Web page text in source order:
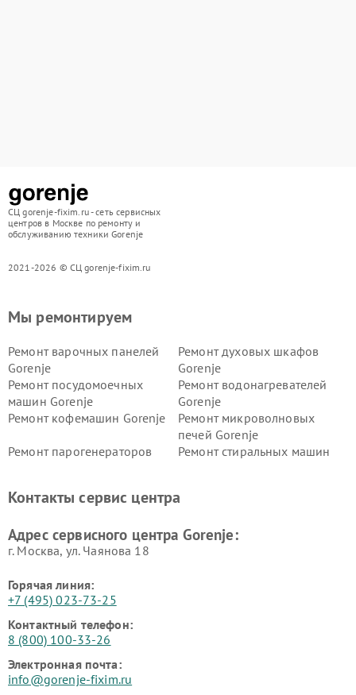
СЦ gorenje-fixim.ru - сеть сервисных
центров в Москве по ремонту и
обслуживанию техники Gorenje
2021-2026 © СЦ gorenje-fixim.ru
Мы ремонтируем
Ремонт варочных панелей
Gorenje
Ремонт духовых шкафов
Gorenje
Ремонт посудомоечных
машин Gorenje
Ремонт водонагревателей
Gorenje
Ремонт кофемашин Gorenje
Ремонт микроволновых
печей Gorenje
Ремонт парогенераторов
Ремонт стиральных машин
Контакты сервис центра
Адрес сервисного центра Gorenje:
г. Москва, ул. Чаянова 18
Горячая линия:
+7 (495) 023-73-25
Контактный телефон:
8 (800) 100-33-26
Электронная почта:
info@gorenje-fixim.ru